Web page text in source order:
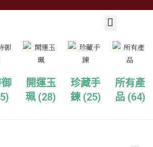
開運玉
珮 (28)
珍藏手
鍊 (25)
所有產
品 (64)